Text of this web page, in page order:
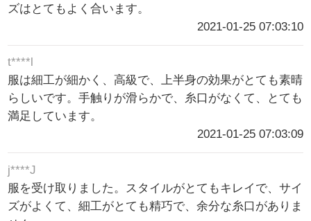
ズはとてもよく合います。
2021-01-25 07:03:10
t****l
服は細工が細かく、高級で、上半身の効果がとても素晴
らしいです。手触りが滑らかで、糸口がなくて、とても
満足しています。
2021-01-25 07:03:09
j****J
服を受け取りました。スタイルがとてもキレイで、サイ
ズがよくて、細工がとても精巧で、余分な糸口がありま